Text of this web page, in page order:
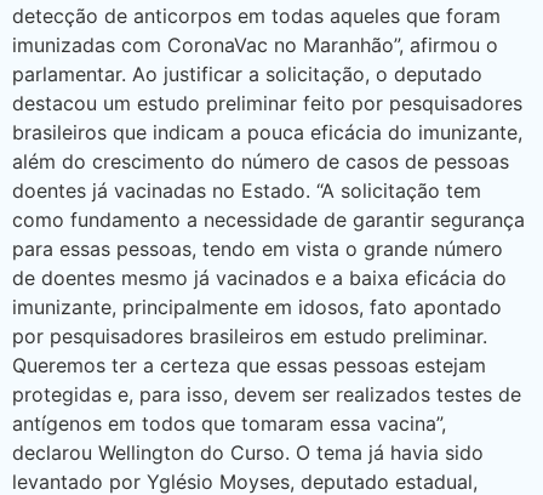
detecção de anticorpos em todas aqueles que foram
imunizadas com CoronaVac no Maranhão”, afirmou o
parlamentar. Ao justificar a solicitação, o deputado
destacou um estudo preliminar feito por pesquisadores
brasileiros que indicam a pouca eficácia do imunizante,
além do crescimento do número de casos de pessoas
doentes já vacinadas no Estado. “A solicitação tem
como fundamento a necessidade de garantir segurança
para essas pessoas, tendo em vista o grande número
de doentes mesmo já vacinados e a baixa eficácia do
imunizante, principalmente em idosos, fato apontado
por pesquisadores brasileiros em estudo preliminar.
Queremos ter a certeza que essas pessoas estejam
protegidas e, para isso, devem ser realizados testes de
antígenos em todos que tomaram essa vacina”,
declarou Wellington do Curso. O tema já havia sido
levantado por Yglésio Moyses, deputado estadual,